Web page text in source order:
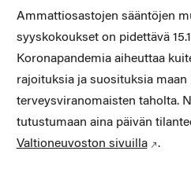
Ammattiosastojen sääntöjen
syyskokoukset on pidettävä
Koronapandemia aiheuttaa
rajoituksia ja suosituksia maan
terveysviranomaisten taholta.
tutustumaan aina päivän
Valtioneuvoston sivuilla
.